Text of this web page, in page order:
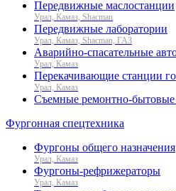
Передвижные маслостанции
Урал, Камаз, Shacman
Передвижные лаборатории
Урал, Камаз, Shacman, ГАЗ
Аварийно-спасательные
Урал, Камаз
Перекачивающие станции
Урал, Камаз
Съемные ремонтно-бытовые
Фургонная спецтехника
Фургоны общего назначения
Урал, Камаз
Фургоны-рефрижераторы
Урал, Камаз